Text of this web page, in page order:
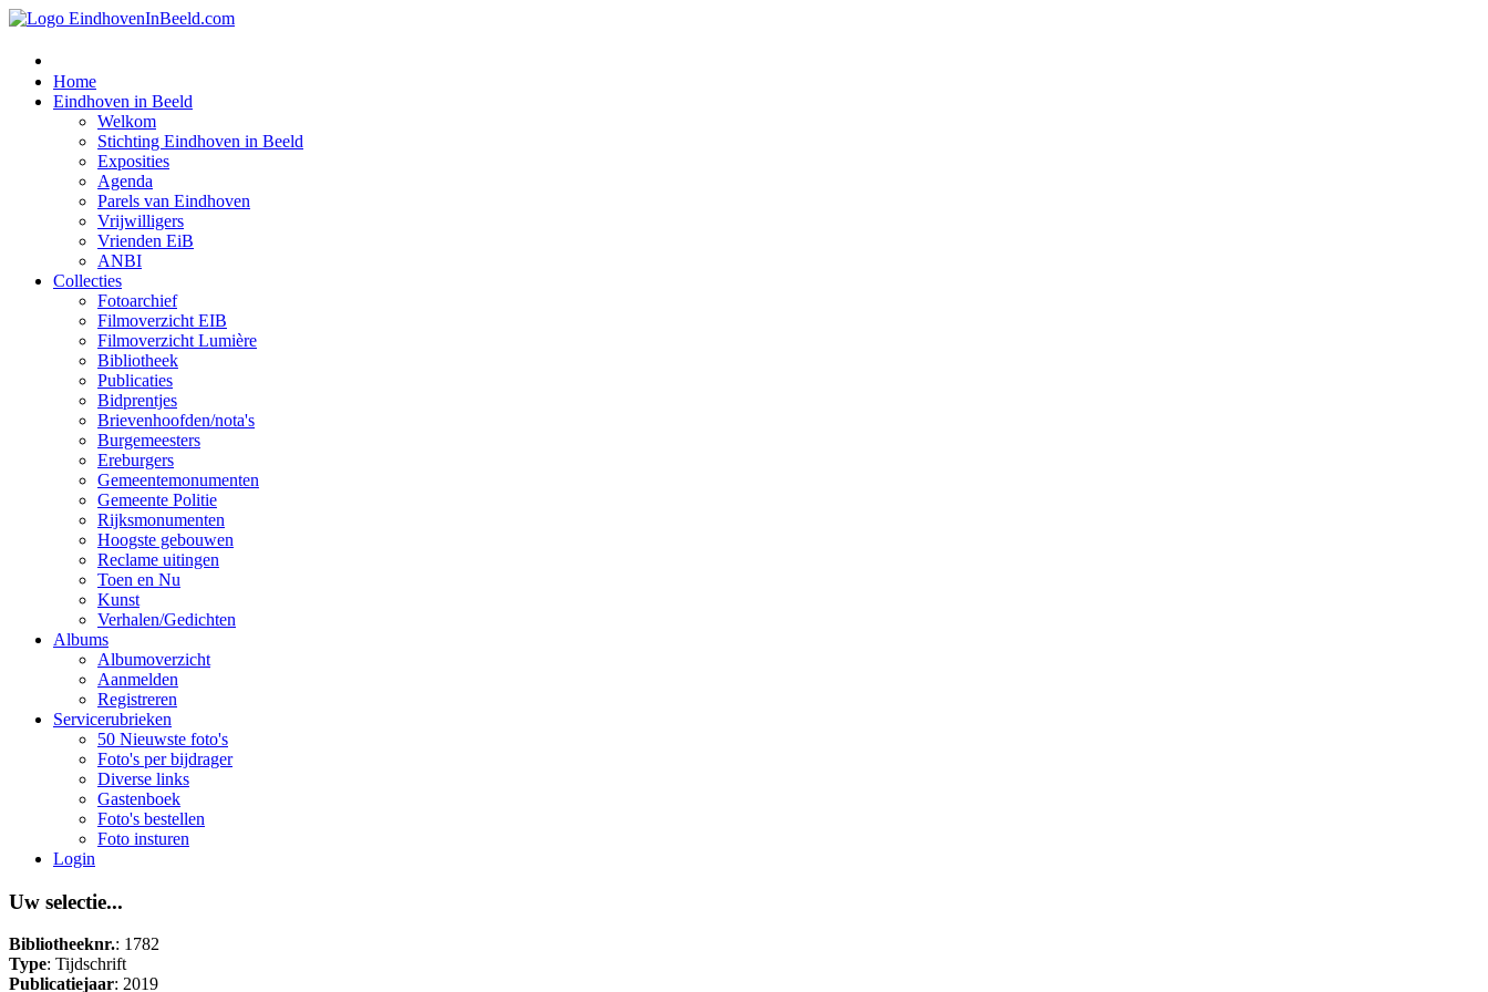
Home
Eindhoven in Beeld
Welkom
Stichting Eindhoven in Beeld
Exposities
Agenda
Parels van Eindhoven
Vrijwilligers
Vrienden EiB
ANBI
Collecties
Fotoarchief
Filmoverzicht EIB
Filmoverzicht Lumière
Bibliotheek
Publicaties
Bidprentjes
Brievenhoofden/nota's
Burgemeesters
Ereburgers
Gemeentemonumenten
Gemeente Politie
Rijksmonumenten
Hoogste gebouwen
Reclame uitingen
Toen en Nu
Kunst
Verhalen/Gedichten
Albums
Albumoverzicht
Aanmelden
Registreren
Servicerubrieken
50 Nieuwste foto's
Foto's per bijdrager
Diverse links
Gastenboek
Foto's bestellen
Foto insturen
Login
Uw selectie...
Bibliotheeknr.: 1782
Type: Tijdschrift
Publicatiejaar: 2019